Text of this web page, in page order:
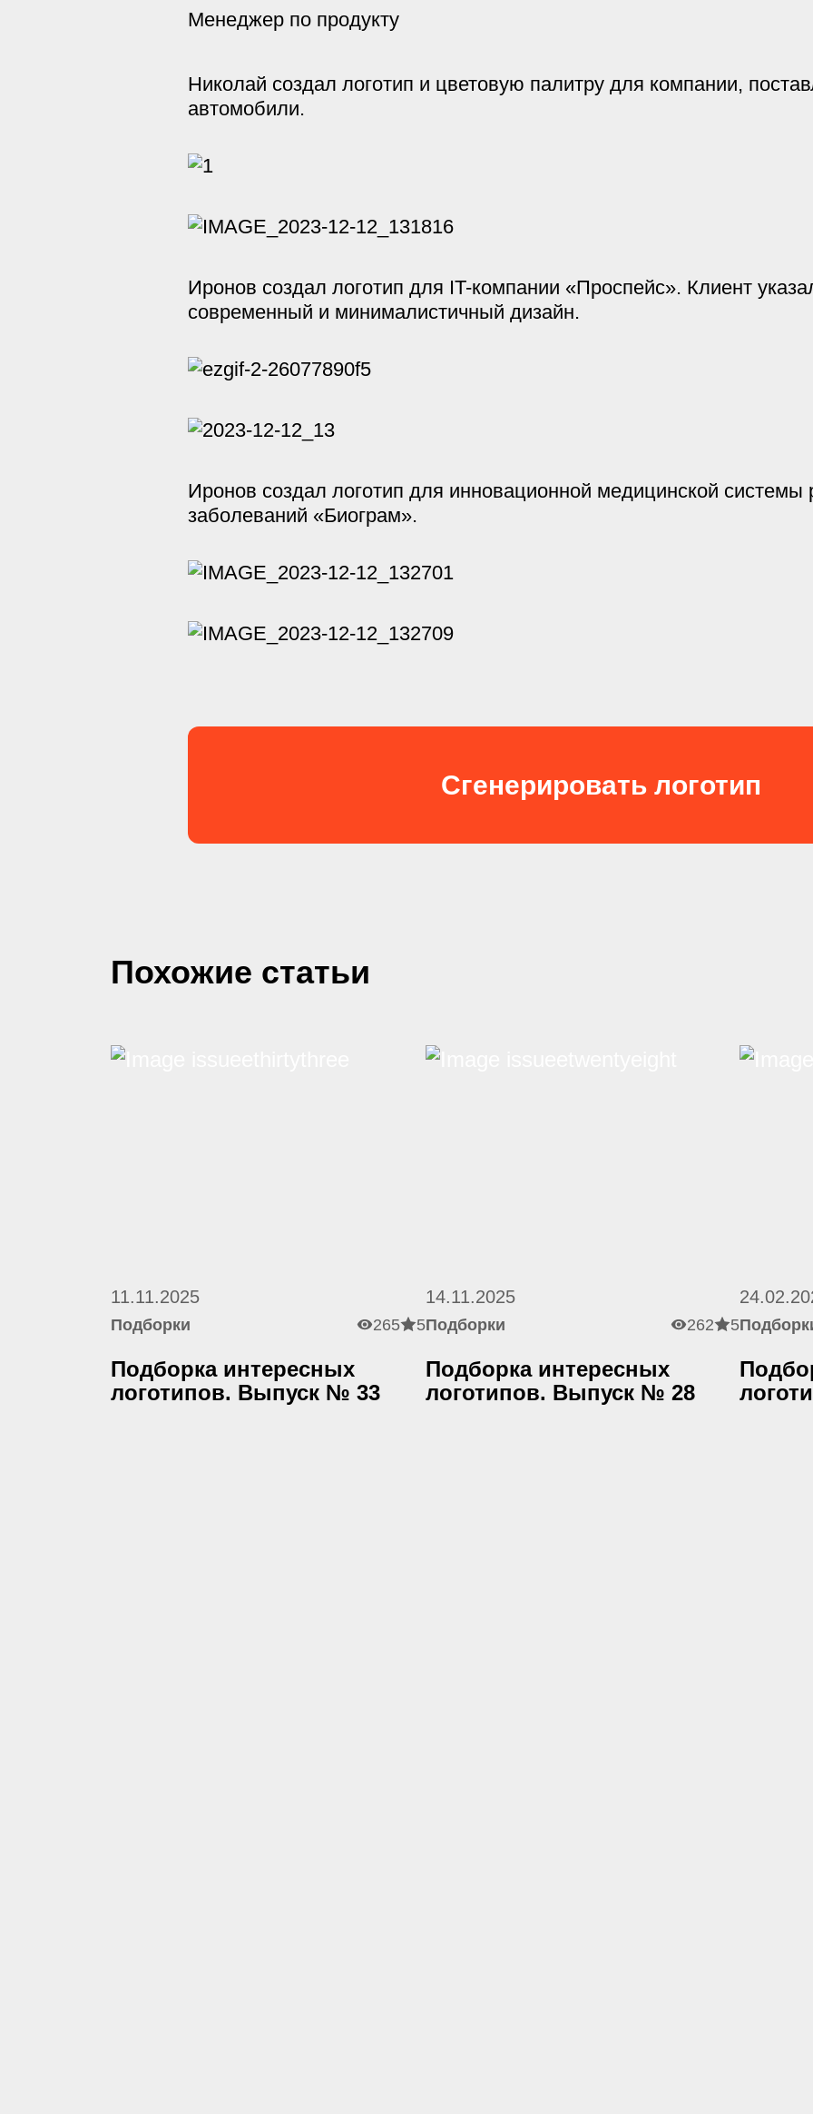
Менеджер по продукту
Николай создал логотип и цветовую палитру для компании,
автомобили.
Иронов создал логотип для IT-компании «Проспейс». Клиент
современный и минималистичный дизайн.
Иронов создал логотип для инновационной медицинской системы
заболеваний «Биограм».
Сгенерировать логотип
Похожие статьи
11.11.2025
Подборки 265 5
Подборка интересных
логотипов. Выпуск № 33
14.11.2025
Подборки 262 5
Подборка интересных
логотипов. Выпуск № 28